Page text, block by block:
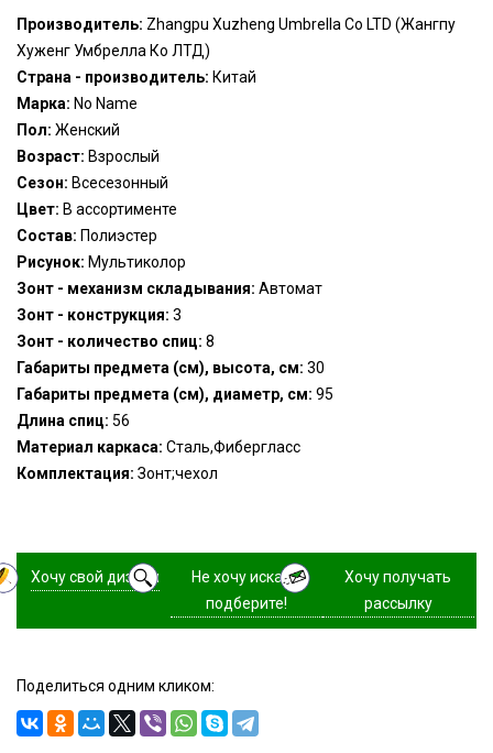
Производитель: Zhangpu Xuzheng Umbrella Co LTD (Жангпу
Хуженг Умбрелла Ко ЛТД)
Страна - производитель: Китай
Марка: No Name
Пол: Женский
Возраст: Взрослый
Сезон: Всесезонный
Цвет: В ассортименте
Состав: Полиэстер
Рисунок: Мультиколор
Зонт - механизм складывания: Автомат
Зонт - конструкция: 3
Зонт - количество спиц: 8
Габариты предмета (см), высота, см: 30
Габариты предмета (см), диаметр, см: 95
Длина спиц: 56
Материал каркаса: Сталь,Фибергласс
Комплектация: Зонт;чехол
Хочу свой дизайн
Не хочу искать,
подберите!
Хочу получать
рассылку
Поделиться одним кликом: